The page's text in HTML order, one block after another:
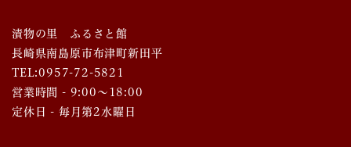
漬物の里 ふるさと館
長崎県南島原市布津町新田平
TEL:0957-72-5821
営業時間 - 9:00～18:00
定休日 - 毎月第2水曜日